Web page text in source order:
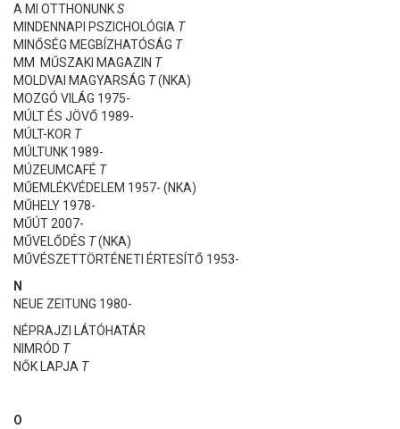
A MI OTTHONUNKS
MINDENNAPI PSZICHOLÓGIA T
MINŐSÉG MEGBÍZHATÓSÁG T
MM MŰSZAKI MAGAZIN T
MOLDVAI MAGYARSÁG T(NKA)
MOZGÓ VILÁG 1975-
MÚLT ÉS JÖVŐ 1989-
MÚLT-KOR T
MÚLTUNK 1989-
MÚZEUMCAFÉ T
MŰEMLÉKVÉDELEM 1957- (NKA)
MŰHELY 1978-
MŰÚT 2007-
MŰVELŐDÉS T(NKA)
MŰVÉSZETTÖRTÉNETI ÉRTESÍTŐ 1953-
N
NEUE ZEITUNG 1980-
NÉPRAJZI LÁTÓHATÁR
NIMRÓD T
NŐK LAPJA T
O